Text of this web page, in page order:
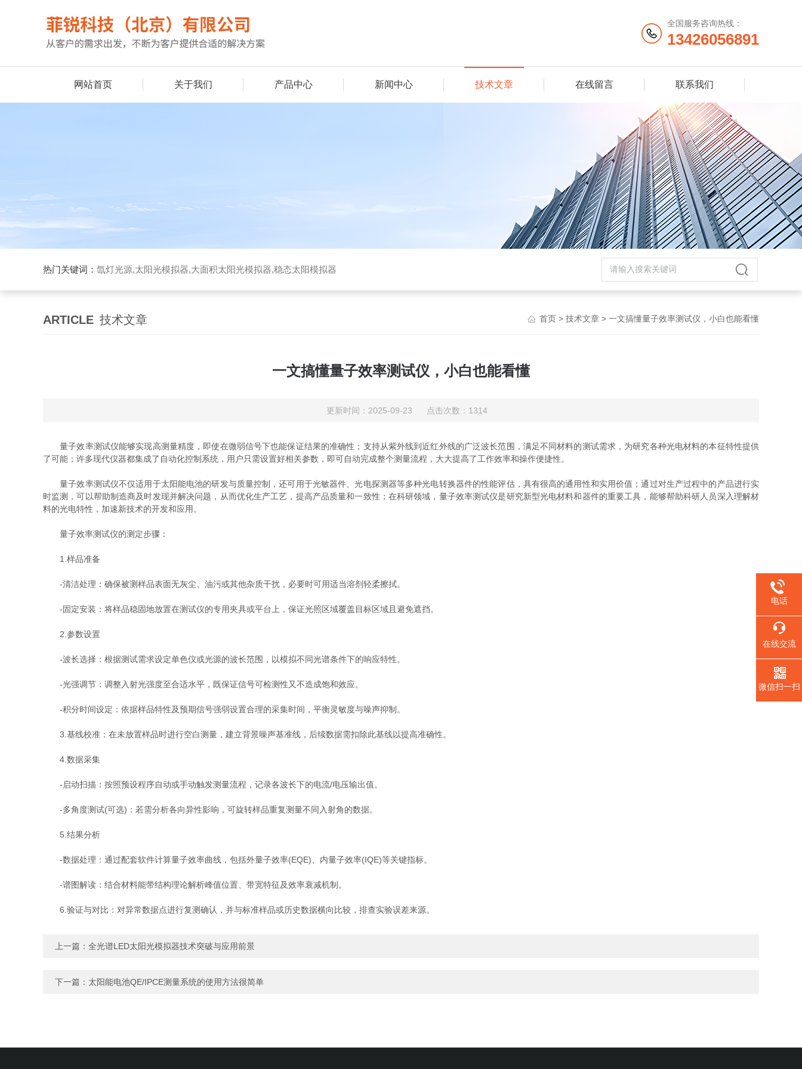
全国服务咨询热线：
13426056891
网站首页 关于我们 产品中心 新闻中心 技术文章 在线留言 联系我们
热门关键词： 氙灯光源,太阳光模拟器,大面积太阳光模拟器,稳态太阳模拟器
ARTICLE 技术文章 首页 > 技术文章 > 一文搞懂量子效率测试仪，小白也能看懂
一文搞懂量子效率测试仪，小白也能看懂
更新时间：2025-09-23 点击次数：1314
量子效率测试仪能够实现高测量精度，即使在微弱信号下也能保证结果的准确性；支持从紫外线到近红外线的广泛波长范围，满足不同材料的测试需求，为研究各种光电材料的本征特性提供
了可能；许多现代仪器都集成了自动化控制系统，用户只需设置好相关参数，即可自动完成整个测量流程，大大提高了工作效率和操作便捷性。
量子效率测试仪不仅适用于太阳能电池的研发与质量控制，还可用于光敏器件、光电探测器等多种光电转换器件的性能评估，具有很高的通用性和实用价值；通过对生产过程中的产品进行实
时监测，可以帮助制造商及时发现并解决问题，从而优化生产工艺，提高产品质量和一致性；在科研领域，量子效率测试仪是研究新型光电材料和器件的重要工具，能够帮助科研人员深入理解材
料的光电特性，加速新技术的开发和应用。
量子效率测试仪的测定步骤：
1.样品准备
-清洁处理：确保被测样品表面无灰尘、油污或其他杂质干扰，必要时可用适当溶剂轻柔擦拭。
-固定安装：将样品稳固地放置在测试仪的专用夹具或平台上，保证光照区域覆盖目标区域且避免遮挡。
2.参数设置
-波长选择：根据测试需求设定单色仪或光源的波长范围，以模拟不同光谱条件下的响应特性。
-光强调节：调整入射光强度至合适水平，既保证信号可检测性又不造成饱和效应。
-积分时间设定：依据样品特性及预期信号强弱设置合理的采集时间，平衡灵敏度与噪声抑制。
3.基线校准：在未放置样品时进行空白测量，建立背景噪声基准线，后续数据需扣除此基线以提高准确性。
4.数据采集
-启动扫描：按照预设程序自动或手动触发测量流程，记录各波长下的电流/电压输出值。
-多角度测试(可选)：若需分析各向异性影响，可旋转样品重复测量不同入射角的数据。
5.结果分析
-数据处理：通过配套软件计算量子效率曲线，包括外量子效率(EQE)、内量子效率(IQE)等关键指标。
-谱图解读：结合材料能带结构理论解析峰值位置、带宽特征及效率衰减机制。
6.验证与对比：对异常数据点进行复测确认，并与标准样品或历史数据横向比较，排查实验误差来源。
上一篇： 全光谱LED太阳光模拟器技术突破与应用前景
下一篇： 太阳能电池QE/IPCE测量系统的使用方法很简单
电话
在线交流
微信扫一扫